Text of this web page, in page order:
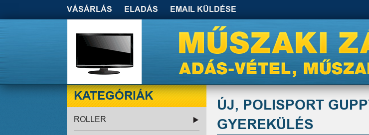
VÁSÁRLÁS ELADÁS EMAIL KÜLDÉSE
KATEGÓRIÁK
ROLLER
ÚJ, POLISPORT
GYEREKÜLÉS